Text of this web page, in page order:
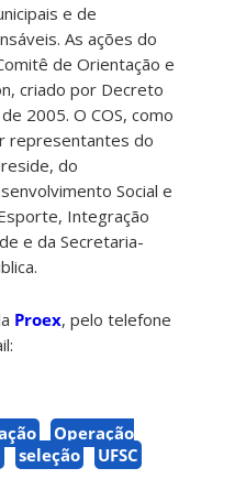
e de
As ações do
de Orientação e
criado por Decreto
2005. O COS, como
representantes do
do
Social e
Integração
e da Secretaria-
Proex, pelo telefone
Operação
seleção UFSC